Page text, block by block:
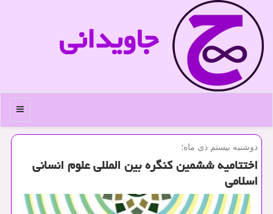
جاویدانی
منو
دوشنبه بیستم دی ماه؛
اختتامیه ششمین کنگره بین المللی علوم انسانی
اسلامی